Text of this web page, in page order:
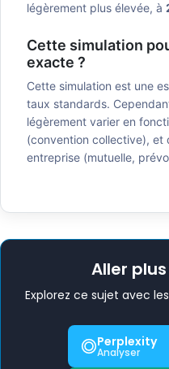
légèrement plus élevée, à
Cette simulation
exacte ?
Cette simulation est une
taux standards.
légèrement varier en
(convention collective),
entreprise (mutuelle,
Aller
Explorez ce sujet avec
Perplexity
Analyser